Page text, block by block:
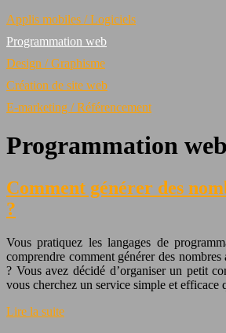
Applis mobiles / Logiciels
Programmation web
Design / Graphisme
Création de site web
E-marketing / Référencement
Programmation web
Comment générer des
?
Vous pratiquez les langages de
comprendre comment générer des
? Vous avez décidé d’organiser un petit
vous cherchez un service simple et
Lire la suite